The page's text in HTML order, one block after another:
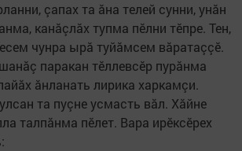
çапах та ăна телей сунни, унăн
канăçлăх тупма пӗлни тӗпре. Тен,
чунра ырă туйăмсем вăратаççӗ.
паракан тӗллевсӗр пурăнма
ăнланать лирика харкамçи.
та пуçне усмасть вăл. Хăйне
талпăнма пӗлет. Вара ирӗксӗрех